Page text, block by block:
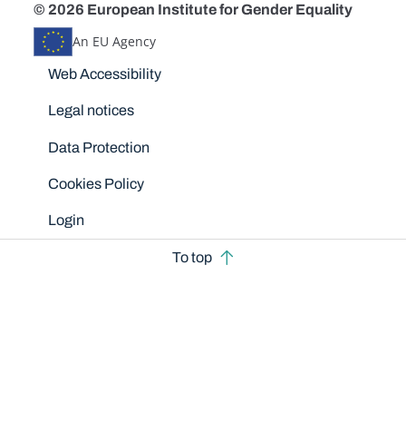
© 2026 European Institute for Gender Equality
An EU Agency
Disclaimers
Web Accessibility
Legal notices
Data Protection
Cookies Policy
Login
To top